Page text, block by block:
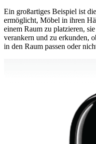
Ein großartiges Beispiel ist
ermöglicht, Möbel in ihren
einem Raum zu platzieren,
verankern und zu erkunden,
in den Raum passen oder